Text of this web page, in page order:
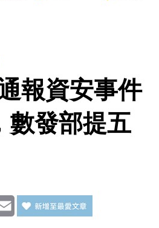
報資安事件
數發部提五
Email